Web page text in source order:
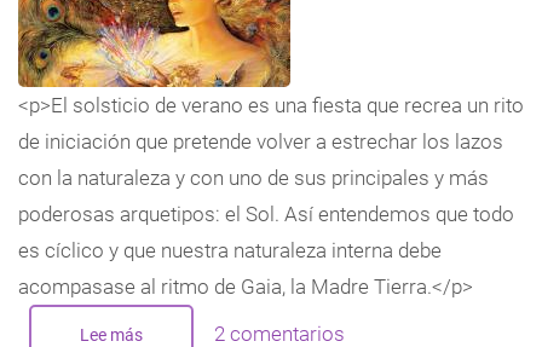
<p>El solsticio de verano es una fiesta que recrea un rito
de iniciación que pretende volver a estrechar los lazos
con la naturaleza y con uno de sus principales y más
poderosas arquetipos: el Sol. Así entendemos que todo
es cíclico y que nuestra naturaleza interna debe
acompasase al ritmo de Gaia, la Madre Tierra.</p>
Lee mássobre
2 comentarios